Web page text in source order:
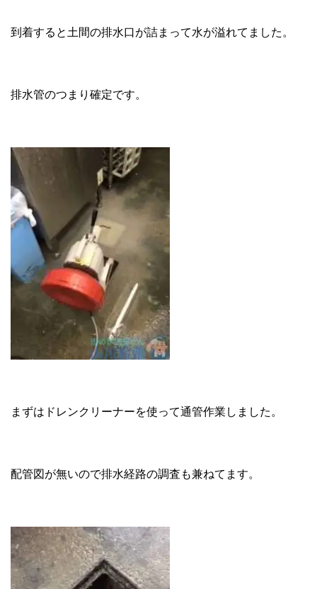
到着すると土間の排水口が詰まって水が溢れてました。
排水管のつまり確定です。
まずはドレンクリーナーを使って通管作業しました。
配管図が無いので排水経路の調査も兼ねてます。